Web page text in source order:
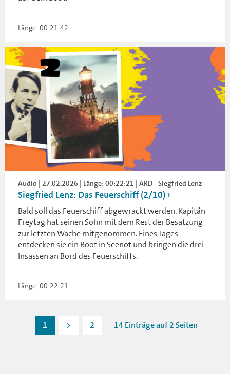
Länge: 00:21:42
Audio | 27.02.2026 | Länge: 00:22:21 | ARD - Siegfried Lenz
Siegfried Lenz: Das Feuerschiff (2/10)
Bald soll das Feuerschiff abgewrackt werden. Kapitän
Freytag hat seinen Sohn mit dem Rest der Besatzung
zur letzten Wache mitgenommen. Eines Tages
entdecken sie ein Boot in Seenot und bringen die drei
Insassen an Bord des Feuerschiffs.
Länge: 00:22:21
1 > 2 14 Einträge auf 2 Seiten